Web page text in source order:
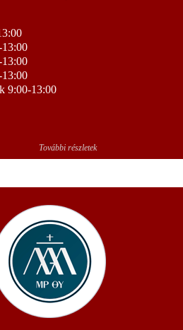
13:00
13:00
13:00
9:00-13:00
További részletek